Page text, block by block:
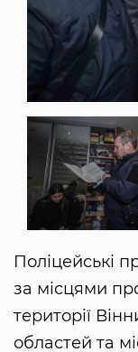
Поліцейські
за місцями
території
областей та